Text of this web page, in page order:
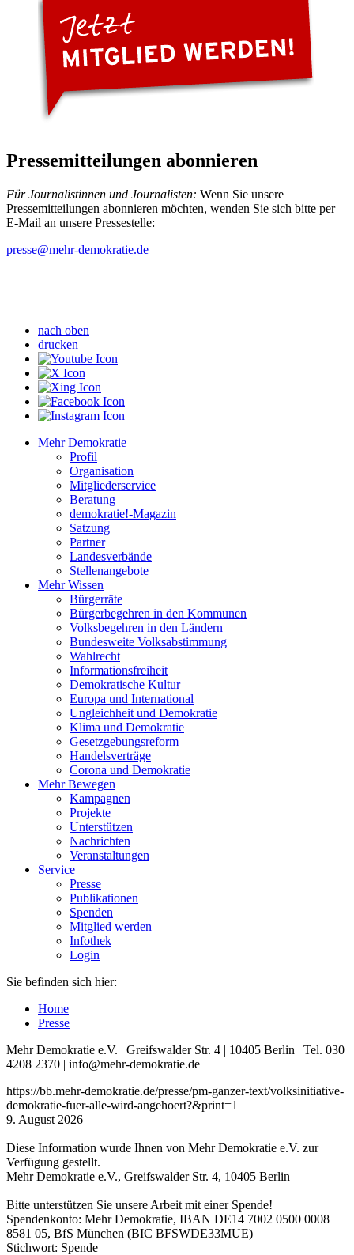
Pressemitteilungen abonnieren
Für Journalistinnen und Journalisten: Wenn Sie unsere
Pressemitteilungen abonnieren möchten, wenden Sie sich bitte per
E-Mail an unsere Pressestelle:
presse@mehr-demokratie.de
nach oben
drucken
Mehr Demokratie
Profil
Organisation
Mitgliederservice
Beratung
demokratie!-Magazin
Satzung
Partner
Landesverbände
Stellenangebote
Mehr Wissen
Bürgerräte
Bürgerbegehren in den Kommunen
Volksbegehren in den Ländern
Bundesweite Volksabstimmung
Wahlrecht
Informationsfreiheit
Demokratische Kultur
Europa und International
Ungleichheit und Demokratie
Klima und Demokratie
Gesetzgebungsreform
Handelsverträge
Corona und Demokratie
Mehr Bewegen
Kampagnen
Projekte
Unterstützen
Nachrichten
Veranstaltungen
Service
Presse
Publikationen
Spenden
Mitglied werden
Infothek
Login
Sie befinden sich hier:
Home
Presse
Mehr Demokratie e.V. | Greifswalder Str. 4 | 10405 Berlin | Tel. 030
4208 2370 | info@mehr-demokratie.de
https://bb.mehr-demokratie.de/presse/pm-ganzer-text/volksinitiative-
demokratie-fuer-alle-wird-angehoert?&print=1
9. August 2026
Diese Information wurde Ihnen von Mehr Demokratie e.V. zur
Verfügung gestellt.
Mehr Demokratie e.V., Greifswalder Str. 4, 10405 Berlin
Bitte unterstützen Sie unsere Arbeit mit einer Spende!
Spendenkonto: Mehr Demokratie, IBAN DE14 7002 0500 0008
8581 05, BfS München (BIC BFSWDE33MUE)
Stichwort: Spende